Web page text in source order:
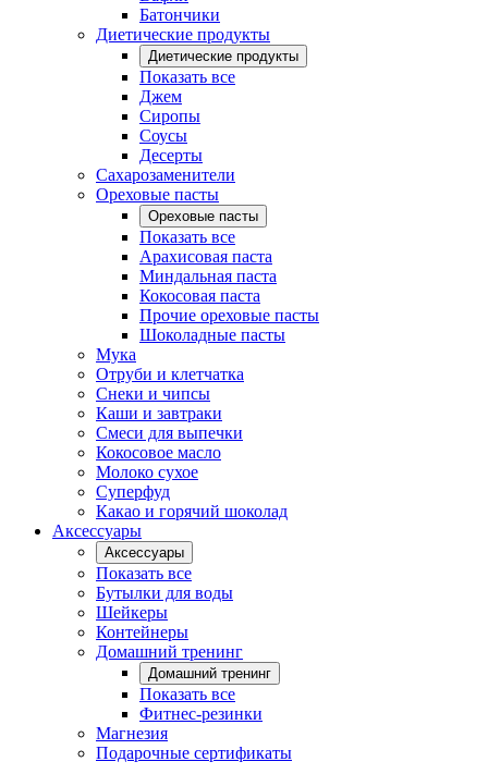
Батончики
Диетические продукты
Диетические продукты
Показать все
Джем
Сиропы
Соусы
Десерты
Сахарозаменители
Ореховые пасты
Ореховые пасты
Показать все
Арахисовая паста
Миндальная паста
Кокосовая паста
Прочие ореховые пасты
Шоколадные пасты
Мука
Отруби и клетчатка
Снеки и чипсы
Каши и завтраки
Смеси для выпечки
Кокосовое масло
Молоко сухое
Суперфуд
Какао и горячий шоколад
Аксессуары
Аксессуары
Показать все
Бутылки для воды
Шейкеры
Контейнеры
Домашний тренинг
Домашний тренинг
Показать все
Фитнес-резинки
Магнезия
Подарочные сертификаты